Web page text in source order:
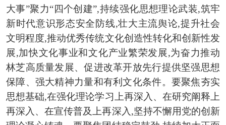
大事”聚力“四个创建”,持续强化思想理论武装,筑牢
新时代意识形态安全防线,壮大主流舆论,提升社会
文明程度,推动优秀传统文化创造性转化和创新性发
展,加快文化事业和文化产业繁荣发展,为奋力推动
林芝高质量发展、促进改革开放先行提供坚强思想
保障、强大精神力量和有利文化条件。要聚焦夯实
思想基础,在强化理论学习上再深入、在研究阐释上
再深入、在宣传普及上再深入,坚持不懈用党的创新